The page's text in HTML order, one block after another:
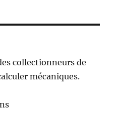
collectionneurs de
mécaniques.